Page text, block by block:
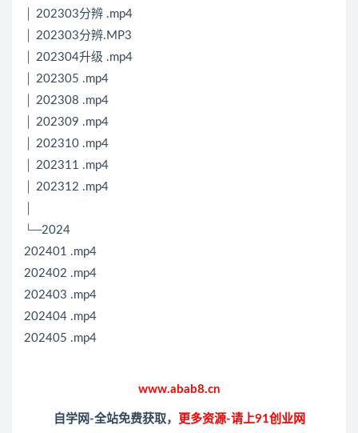
│ 202303分辨 .mp4
│ 202303分辨.MP3
│ 202304升级 .mp4
│ 202305 .mp4
│ 202308 .mp4
│ 202309 .mp4
│ 202310 .mp4
│ 202311 .mp4
│ 202312 .mp4
└─2024
202401 .mp4
202402 .mp4
202403 .mp4
202404 .mp4
202405 .mp4
www.abab8.cn
自学网-全站免费获取， 更多资源-请上91创业网